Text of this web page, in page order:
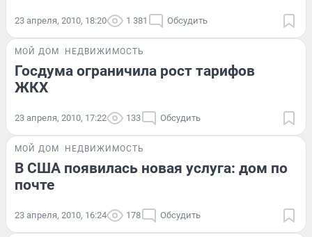
23 апреля, 2010, 18:20 1 381 Обсудить
МОЙ ДОМ НЕДВИЖИМОСТЬ
Госдума ограничила рост тарифов
ЖКХ
23 апреля, 2010, 17:22 133 Обсудить
МОЙ ДОМ НЕДВИЖИМОСТЬ
В США появилась новая услуга: дом по
почте
23 апреля, 2010, 16:24 178 Обсудить